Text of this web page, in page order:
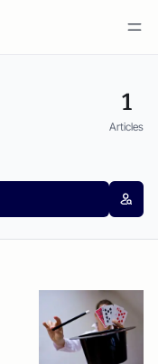
1
Articles